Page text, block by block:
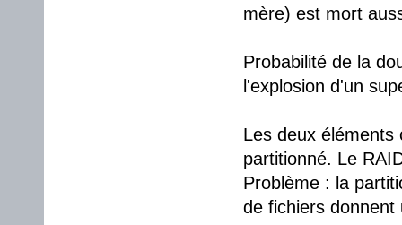
mère) est mort
Probabilité de la
l'explosion d'un
Les deux éléments
partitionné. Le
Problème : la
de fichiers